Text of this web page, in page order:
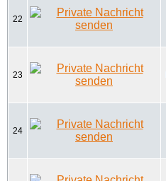
22
23
24